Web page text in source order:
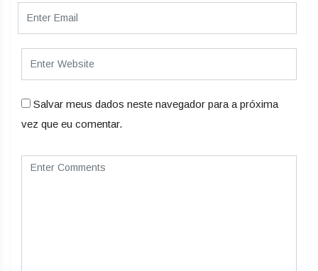
Salvar meus dados neste navegador para a próxima
vez que eu comentar.